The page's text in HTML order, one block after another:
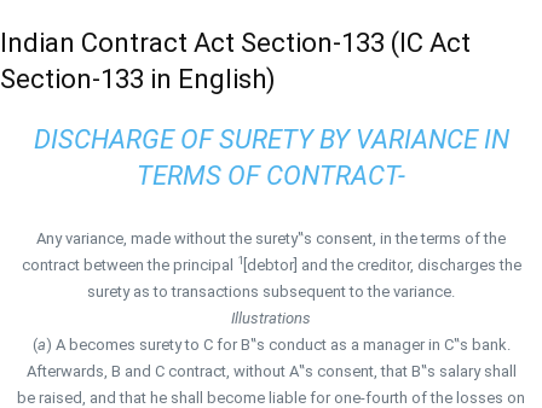
Indian Contract Act Section-133 (IC Act
Section-133 in English)
DISCHARGE OF SURETY BY VARIANCE IN
TERMS OF CONTRACT-
Any variance, made without the surety‟s consent, in the terms of the
contract between the principal
1 [debtor] and the creditor, discharges the
surety as to transactions subsequent to the variance.
Illustrations
(a) A becomes surety to C for B‟s conduct as a manager in C‟s bank.
Afterwards, B and C contract, without A‟s consent, that B‟s salary shall
be raised, and that he shall become liable for one-fourth of the losses on